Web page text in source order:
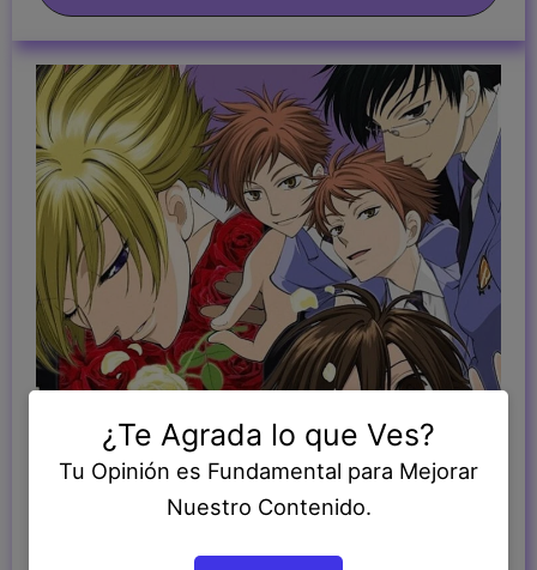
¿Te Agrada lo que Ves?
Tu Opinión es Fundamental para Mejorar
Nuestro Contenido.